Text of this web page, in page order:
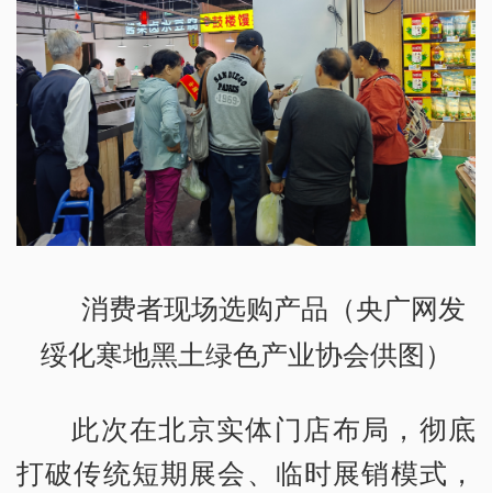
消费者现场选购产品（央广网发
绥化寒地黑土绿色产业协会供图）
此次在北京实体门店布局，彻底
打破传统短期展会、临时展销模式，